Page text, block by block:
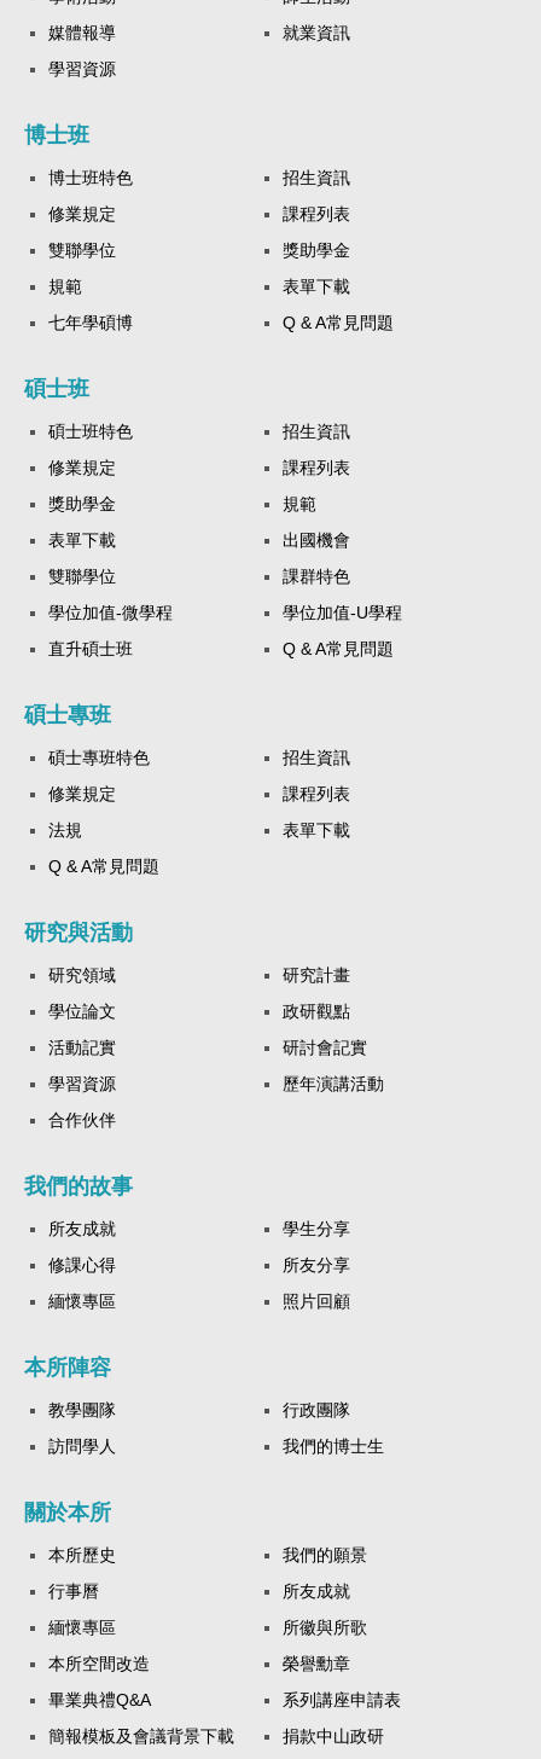
媒體報導
就業資訊
學習資源
博士班
博士班特色
招生資訊
修業規定
課程列表
雙聯學位
獎助學金
規範
表單下載
七年學碩博
Q & A常見問題
碩士班
碩士班特色
招生資訊
修業規定
課程列表
獎助學金
規範
表單下載
出國機會
雙聯學位
課群特色
學位加值-微學程
學位加值-U學程
直升碩士班
Q & A常見問題
碩士專班
碩士專班特色
招生資訊
修業規定
課程列表
法規
表單下載
Q & A常見問題
研究與活動
研究領域
研究計畫
學位論文
政研觀點
活動記實
研討會記實
學習資源
歷年演講活動
合作伙伴
我們的故事
所友成就
學生分享
修課心得
所友分享
緬懷專區
照片回顧
本所陣容
教學團隊
行政團隊
訪問學人
我們的博士生
關於本所
本所歷史
我們的願景
行事曆
所友成就
緬懷專區
所徽與所歌
本所空間改造
榮譽勳章
畢業典禮Q&A
系列講座申請表
簡報模板及會議背景下載
捐款中山政研